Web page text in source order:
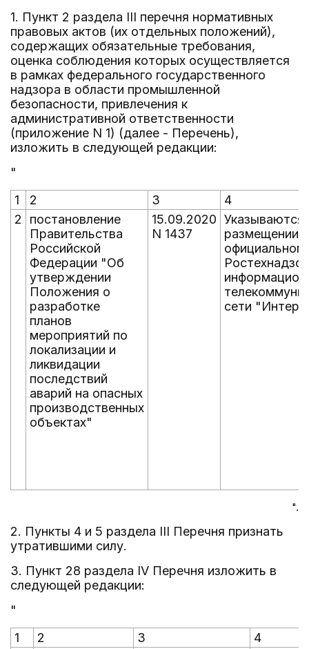
1. Пункт 2 раздела III перечня нормативных
правовых актов (их отдельных положений),
содержащих обязательные требования,
оценка соблюдения которых осуществляется
в рамках федерального государственного
надзора в области промышленной
безопасности, привлечения к
административной ответственности
(приложение N 1) (далее - Перечень),
изложить в следующей редакции:
"
1
2 3
4
2
постановление
Правительства
Российской
Федерации "Об
утверждении
Положения о
разработке
планов
мероприятий по
локализации и
ликвидации
последствий
аварий на опасных
производственных
объектах"
15.09.2020
N 1437
Указываются
размещении
официальном
сети
".
2. Пункты 4 и 5 раздела III Перечня признать
утратившими силу.
3. Пункт 28 раздела IV Перечня изложить в
следующей редакции:
"
1
2 3
4